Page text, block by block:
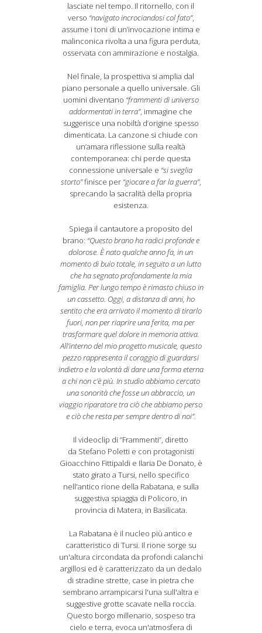
lasciate nel tempo. Il ritornello, con il
verso “navigato incrociandosi col fato”,
assume i toni di un’invocazione intima e
malinconica rivolta a una figura perduta,
osservata con ammirazione e nostalgia.
Nel finale, la prospettiva si amplia dal
piano personale a quello universale. Gli
uomini diventano “frammenti di universo
addormentati in terra”, immagine che
suggerisce una nobiltà d’origine spesso
dimenticata. La canzone si chiude con
un’amara riflessione sulla realtà
contemporanea: chi perde questa
connessione universale e “si sveglia
storto”finisce per “giocare a far la guerra”,
sprecando la sacralità della propria
esistenza.
Spiega il cantautore a proposito del
brano: “Questo brano ha radici profonde e
dolorose. È nato qualche anno fa, in un
momento di buio totale, in seguito a un lutto
che ha segnato profondamente la mia
famiglia. Per lungo tempo è rimasto chiuso in
un cassetto. Oggi, a distanza di anni, ho
sentito che era arrivato il momento di tirarlo
fuori, non per riaprire una ferita, ma per
trasformare quel dolore in memoria attiva.
All’interno del mio progetto musicale, questo
pezzo rappresenta il coraggio di guardarsi
indietro e la volontà di dare una forma eterna
a chi non c’è più. In studio abbiamo cercato
una sonorità che fosse un abbraccio, un
viaggio riparatore tra ciò che abbiamo perso
e ciò che resta per sempre dentro di noi”.
Il videoclip di “Frammenti”, diretto
da Stefano Poletti e con protagonisti
Gioacchino Fittipaldi e Ilaria De Donato, è
stato girato a Tursi, nello specifico
nell'antico rione della Rabatana, e sulla
suggestiva spiaggia di Policoro, in
provincia di Matera, in Basilicata.
La Rabatana è il nucleo più antico e
caratteristico di Tursi. Il rione sorge su
un'altura circondata da profondi calanchi
argillosi ed è caratterizzato da un dedalo
di stradine strette, case in pietra che
sembrano arrampicarsi l'una sull'altra e
suggestive grotte scavate nella roccia.
Questo borgo millenario, sospeso tra
cielo e terra, evoca un'atmosfera di